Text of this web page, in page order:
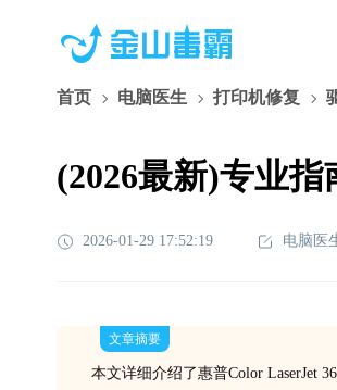
首页 电脑医生 打印机修复
(2026最新)专业
2026-01-29 17:52:19 电脑医
文章摘要
本文详细介绍了惠普Color LaserJet